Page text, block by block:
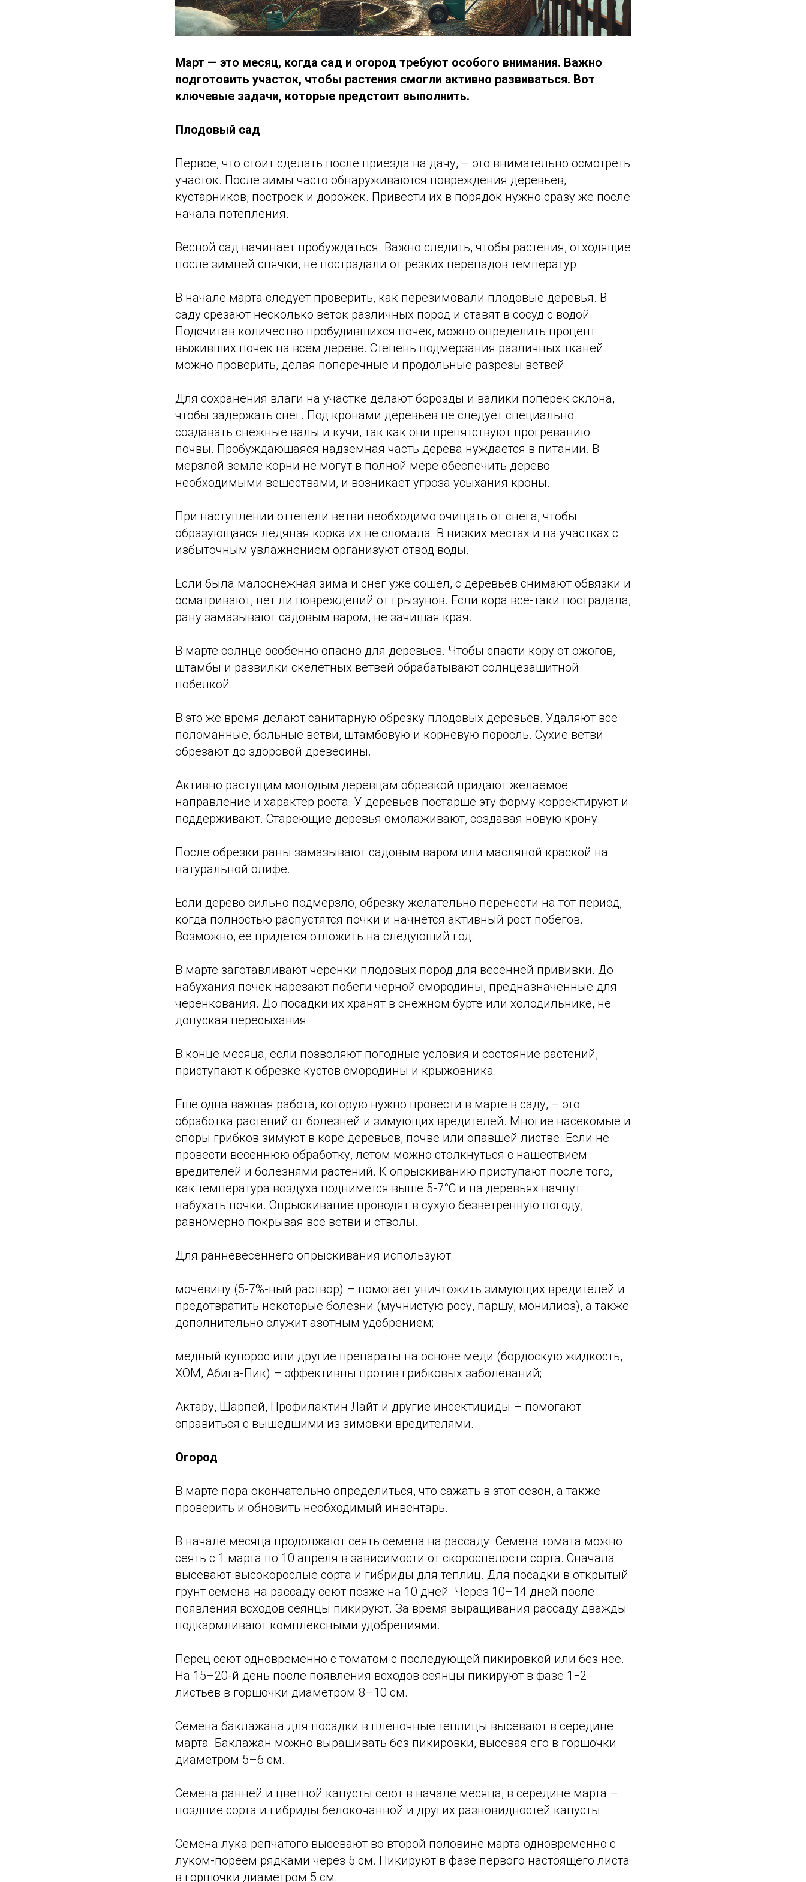
Март — это месяц, когда сад и огород требуют особого внимания. Важно
подготовить участок, чтобы растения смогли активно развиваться. Вот
ключевые задачи, которые предстоит выполнить.
Плодовый сад
Первое, что стоит сделать после приезда на дачу, – это внимательно осмотреть
участок. После зимы часто обнаруживаются повреждения деревьев,
кустарников, построек и дорожек. Привести их в порядок нужно сразу же после
начала потепления.
Весной сад начинает пробуждаться. Важно следить, чтобы растения, отходящие
после зимней спячки, не пострадали от резких перепадов температур.
В начале марта следует проверить, как перезимовали плодовые деревья. В
саду срезают несколько веток различных пород и ставят в сосуд с водой.
Подсчитав количество пробудившихся почек, можно определить процент
выживших почек на всем дереве. Степень подмерзания различных тканей
можно проверить, делая поперечные и продольные разрезы ветвей.
Для сохранения влаги на участке делают борозды и валики поперек склона,
чтобы задержать снег. Под кронами деревьев не следует специально
создавать снежные валы и кучи, так как они препятствуют прогреванию
почвы. Пробуждающаяся надземная часть дерева нуждается в питании. В
мерзлой земле корни не могут в полной мере обеспечить дерево
необходимыми веществами, и возникает угроза усыхания кроны.
При наступлении оттепели ветви необходимо очищать от снега, чтобы
образующаяся ледяная корка их не сломала. В низких местах и на участках с
избыточным увлажнением организуют отвод воды.
Если была малоснежная зима и снег уже сошел, с деревьев снимают обвязки и
осматривают, нет ли повреждений от грызунов. Если кора все-таки пострадала,
рану замазывают садовым варом, не зачищая края.
В марте солнце особенно опасно для деревьев. Чтобы спасти кору от ожогов,
штамбы и развилки скелетных ветвей обрабатывают солнцезащитной
побелкой.
В это же время делают санитарную обрезку плодовых деревьев. Удаляют все
поломанные, больные ветви, штамбовую и корневую поросль. Сухие ветви
обрезают до здоровой древесины.
Активно растущим молодым деревцам обрезкой придают желаемое
направление и характер роста. У деревьев постарше эту форму корректируют и
поддерживают. Стареющие деревья омолаживают, создавая новую крону.
После обрезки раны замазывают садовым варом или масляной краской на
натуральной олифе.
Если дерево сильно подмерзло, обрезку желательно перенести на тот период,
когда полностью распустятся почки и начнется активный рост побегов.
Возможно, ее придется отложить на следующий год.
В марте заготавливают черенки плодовых пород для весенней прививки. До
набухания почек нарезают побеги черной смородины, предназначенные для
черенкования. До посадки их хранят в снежном бурте или холодильнике, не
допуская пересыхания.
В конце месяца, если позволяют погодные условия и состояние растений,
приступают к обрезке кустов смородины и крыжовника.
Еще одна важная работа, которую нужно провести в марте в саду, – это
обработка растений от болезней и зимующих вредителей. Многие насекомые и
споры грибков зимуют в коре деревьев, почве или опавшей листве. Если не
провести весеннюю обработку, летом можно столкнуться с нашествием
вредителей и болезнями растений. К опрыскиванию приступают после того,
как температура воздуха поднимется выше 5-7°С и на деревьях начнут
набухать почки. Опрыскивание проводят в сухую безветренную погоду,
равномерно покрывая все ветви и стволы.
Для ранневесеннего опрыскивания используют:
мочевину (5-7%-ный раствор) – помогает уничтожить зимующих вредителей и
предотвратить некоторые болезни (мучнистую росу, паршу, монилиоз), а также
дополнительно служит азотным удобрением;
медный купорос или другие препараты на основе меди (бордоскую жидкость,
ХОМ, Абига-Пик) – эффективны против грибковых заболеваний;
Актару, Шарпей, Профилактин Лайт и другие инсектициды – помогают
справиться с вышедшими из зимовки вредителями.
Огород
В марте пора окончательно определиться, что сажать в этот сезон, а также
проверить и обновить необходимый инвентарь.
В начале месяца продолжают сеять семена на рассаду. Семена томата можно
сеять с 1 марта по 10 апреля в зависимости от скороспелости сорта. Сначала
высевают высокорослые сорта и гибриды для теплиц. Для посадки в открытый
грунт семена на рассаду сеют позже на 10 дней. Через 10–14 дней после
появления всходов сеянцы пикируют. За время выращивания рассаду дважды
подкармливают комплексными удобрениями.
Перец сеют одновременно с томатом с последующей пикировкой или без нее.
На 15–20-й день после появления всходов сеянцы пикируют в фазе 1−2
листьев в горшочки диаметром 8–10 см.
Семена баклажана для посадки в пленочные теплицы высевают в середине
марта. Баклажан можно выращивать без пикировки, высевая его в горшочки
диаметром 5–6 см.
Семена ранней и цветной капусты сеют в начале месяца, в середине марта –
поздние сорта и гибриды белокочанной и других разновидностей капусты.
Семена лука репчатого высевают во второй половине марта одновременно с
луком-пореем рядками через 5 см. Пикируют в фазе первого настоящего листа
в горшочки диаметром 5 см.